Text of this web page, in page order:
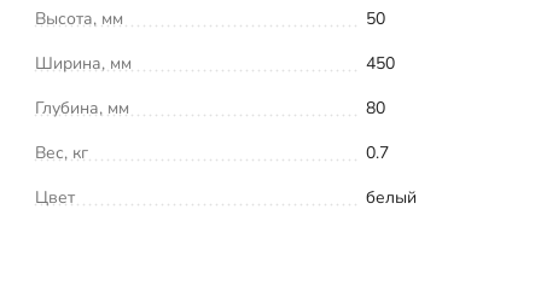
Высота, мм
50
Ширина, мм
450
Глубина, мм
80
Вес, кг
0.7
Цвет
белый